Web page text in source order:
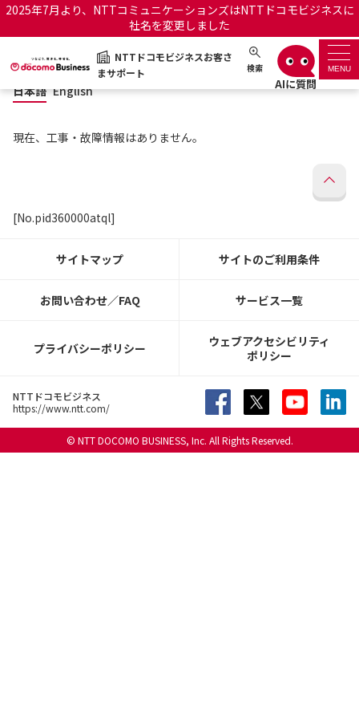
2025年7月より、NTTコミュニケーションズはNTTドコモビジネスに
社名を変更しました
NTTドコモビジネスお客さ
まサポート
検索 MENU
NTTドコモビジネスお客さまサポート 日本語 English
サポートトップ
サービス名から探す
日本語 English
現在、工事・故障情報はありません。
[No.pid360000atql]
サイトマップ サイトのご利用条件
お問い合わせ／FAQ サービス一覧
プライバシーポリシー
ウェブアクセシビリティ
ポリシー
NTTドコモビジネス
https://www.ntt.com/
© NTT DOCOMO BUSINESS, Inc. All Rights Reserved.